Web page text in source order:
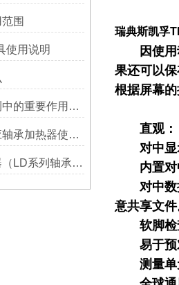
围
使用说明
测振仪在设备检测中的重要作用之简析
轴承加热器，感应轴承加热器使用常见问题总结！
什么是轴承加热器（LD系列轴承加热器）-宁波利德仪器
瑞典斯凯孚
因使用动
果还可以
根据屏幕
直观：
对中显示
内置对中
对中数据
意共享文
软脚检查
易于预对
测量单元